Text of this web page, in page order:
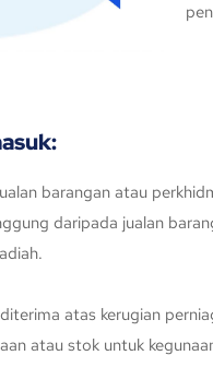
barangan atau
daripada jualan
atas kerugian
atau stok untuk